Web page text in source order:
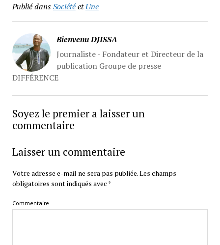
Publié dansSociétéetUne
Bienvenu DJISSA
Journaliste - Fondateur et Directeur de la
publication Groupe de presse
DIFFÉRENCE
Soyez le premier a laisser un
commentaire
Laisser un commentaire
Votre adresse e-mail ne sera pas publiée.Les champs
obligatoires sont indiqués avec *
Commentaire